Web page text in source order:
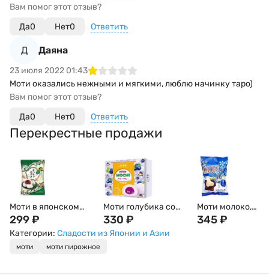
Вам помог этот отзыв?
Да0 Нет0 Ответить
Д Даяна
23 июля 2022 01:43
Моти оказались нежными и мягкими, люблю начинку таро)
Вам помог этот отзыв?
Да0 Нет0 Ответить
Перекрестные продажи
Моти в японском
стиле с кремом
Адзуки Bamboo
House (Бамбу Хаус),
120г Тайвань
299₽
Моти голубика со
сливками в
японском стиле
330 ₽
Моти молоко,
Дайфуку, 120гр
345₽
Категории: Сладости из Японии и Азии
моти моти пирожное